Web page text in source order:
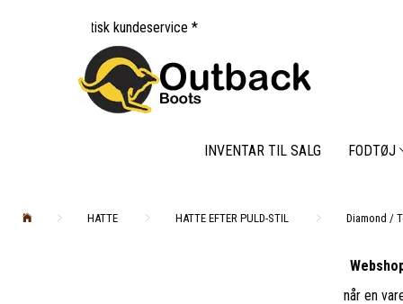
kundeservice *
INVENTAR TIL SALG FODTØJ
HATTE HATTE EFTER PULD-STIL Diamond /
når en